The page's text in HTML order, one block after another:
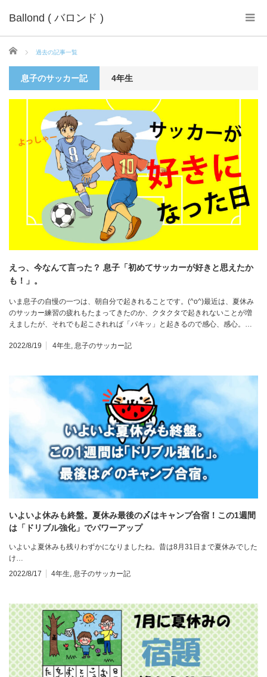
Ballond ( バロンド )
ホーム 過去の記事一覧
息子のサッカー記 4年生
えっ、今なんて言った？ 息子「初めてサッカーが好きと思えたか
も！」。
いま息子の自慢の一つは、朝自分で起きれることです。(^o^)最近は、夏休み
のサッカー練習の疲れもたまってきたのか、クタクタで起きれないことが増
えましたが、それでも起こされれば「パキッ」と起きるので感心、感心。…
2022/8/19 4年生, 息子のサッカー記
いよいよ休みも終盤。夏休み最後の〆はキャンプ合宿！この1週間
は「ドリブル強化」でパワーアップ
いよいよ夏休みも残りわずかになりましたね。昔は8月31日まで夏休みでした
け…
2022/8/17
4年生 息子のサッカー記